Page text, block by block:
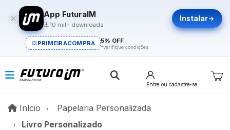
App FuturaIM
10 mil+ downloads
Instalar
PRIMEIRACOMPRA 5% OFF
*verifique condições
Entre ou cadastre-se
Início InícioPapelaria Personalizada
Livro Personalizado